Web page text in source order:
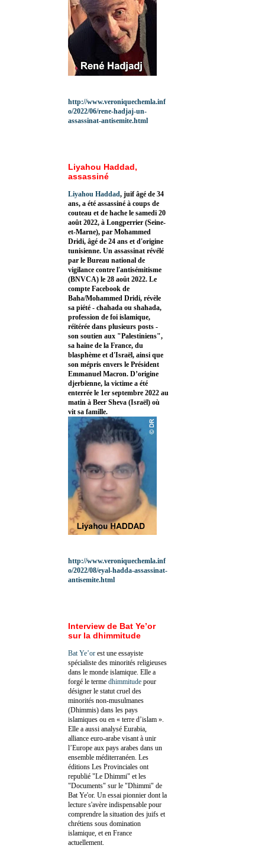
http://www.veroniquechemla.inf
o/2022/06/rene-hadjaj-un-
assassinat-antisemite.html
Liyahou Haddad,
assassiné
Liyahou Haddad, juif âgé de 34
ans, a été assassiné à coups de
couteau et de hache le samedi 20
août 2022, à Longperrier (Seine-
et-Marne), par Mohammed
Dridi, âgé de 24 ans et d'origine
tunisienne. Un assassinat révélé
par le Bureau national de
vigilance contre l'antisémitisme
(BNVCA) le 28 août 2022. Le
compte Facebook de
Baha/Mohammed Dridi, révèle
sa piété - chahada ou shahada,
profession de foi islamique,
réitérée dans plusieurs posts -
son soutien aux "Palestiniens",
sa haine de la France, du
blasphème et d'Israël, ainsi que
son mépris envers le Président
Emmanuel Macron. D’origine
djerbienne, la victime a été
enterrée le 1er septembre 2022 au
matin à Beer Sheva (Israël) où
vit sa famille.
http://www.veroniquechemla.inf
o/2022/08/eyal-hadda-assassinat-
antisemite.html
Interview de Bat Ye’or
sur la dhimmitude
Bat Ye’or est une essayiste
spécialiste des minorités religieuses
dans le monde islamique. Elle a
forgé le terme dhimmitude pour
désigner le statut cruel des
minorités non-musulmanes
(Dhimmis) dans les pays
islamiques ou en « terre d’islam ».
Elle a aussi analysé Eurabia,
alliance euro-arabe visant à unir
l’Europe aux pays arabes dans un
ensemble méditerranéen. Les
éditions Les Provinciales ont
republié "Le Dhimmi" et les
"Documents" sur le "Dhimmi" de
Bat Ye'or. Un essai pionnier dont la
lecture s'avère indispensable pour
comprendre la situation des juifs et
chrétiens sous domination
islamique, et en France
actuellement.